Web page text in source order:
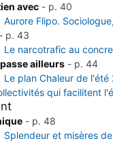
avec - p. 40
Aurore Flipo.
- p. 43
Le narcotrafic au
ailleurs - p. 44
Le plan Chaleur de
qui facilitent
- p. 48
Splendeur et misères